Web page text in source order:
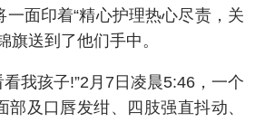
面印着“精心护理热心尽责，关
旗送到了他们手中。
我孩子!”2月7日凌晨5:46，一个
部及口唇发绀、四肢强直抖动、